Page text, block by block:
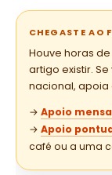
CHEGASTE AO
Houve horas
artigo existir.
nacional, apoia
→ Apoio
→ Apoio
café ou a uma